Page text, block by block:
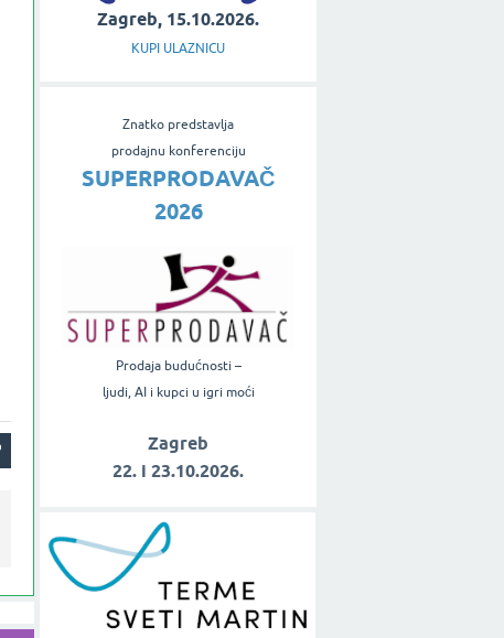
Zagreb, 15.10.2026.
KUPI ULAZNICU
Znatko predstavlja
prodajnu konferenciju
SUPERPRODAVAČ
2026
Prodaja budućnosti –
ljudi, AI i kupci u igri moći
Zagreb
22. i 23.10.2026.